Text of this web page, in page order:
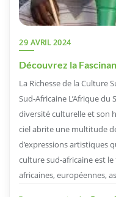
29 AVRIL 2024
Découvrez la
La Richesse de la Culture
Sud-Africaine L’Afrique
diversité culturelle et son
ciel abrite une multitude
d’expressions artistiques
culture sud-africaine est
africaines, européennes,